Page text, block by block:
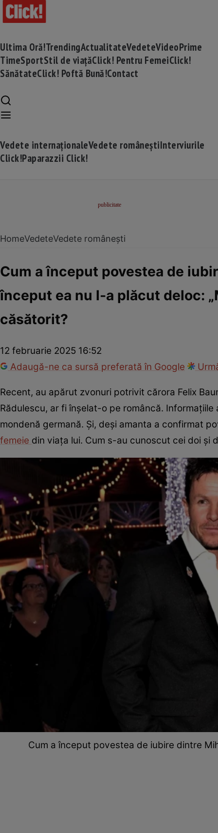
Ultima Oră!TrendingActualitateVedeteVideoPrime
TimeSportStil de viațăClick! Pentru FemeiClick!
SănătateClick! Poftă Bună!Contact
Vedete internaționaleVedete româneștiInterviurile
Click!Paparazzii Click!
HomeVedeteVedete românești
Cum a început povestea de
început ea nu l-a plăcut deloc:
căsătorit?
12 februarie 2025 16:52
Adaugă-ne ca sursă preferată în Google
Recent, au apărut zvonuri potrivit cărora Felix
Rădulescu, ar fi înșelat-o pe româncă.
mondenă germană. Și, deși amanta a confirmat
femeie din viața lui. Cum s-au cunoscut cei doi și
Cum a început povestea de iubire dintre